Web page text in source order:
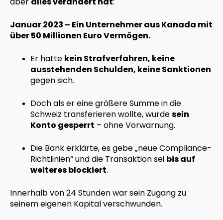
Januar 2023 – Ein Unternehmer aus Kanada mit
über 50 Millionen Euro Vermögen.
Er hatte kein Strafverfahren, keine
ausstehenden Schulden, keine Sanktionen
gegen sich.
Doch als er eine größere Summe in die
Schweiz transferieren wollte, wurdesein
Konto gesperrt – ohne Vorwarnung.
Die Bank erklärte, es gebe „neue Compliance-
Richtlinien“ und die Transaktion sei bis auf
weiteres blockiert.
Innerhalb von 24 Stunden war sein Zugang zu
seinem eigenen Kapital verschwunden.